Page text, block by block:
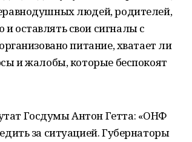
людей, родителей,
оставлять свои сигналы с
питание, хватает ли
и жалобы, которые беспокоят
Госдумы Антон Гетта: «ОНФ
за ситуацией. Губернаторы